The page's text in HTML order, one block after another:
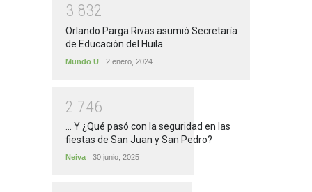
3 832
Orlando Parga Rivas asumió Secretaría
de Educación del Huila
Mundo U 2 enero, 2024
2 746
... Y ¿Qué pasó con la seguridad en las
fiestas de San Juan y San Pedro?
Neiva 30 junio, 2025